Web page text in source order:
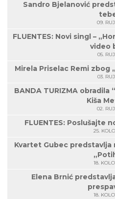
Sandro Bjelanović
09.
FLUENTES: Novi singl –
video
05.
Mirela Priselac Remi zbog
03.
BANDA TURIZMA
Kiša
02.
FLUENTES: Poslušajte
25.
Kvartet Gubec predstavlja
18.
Elena Brnić
18.